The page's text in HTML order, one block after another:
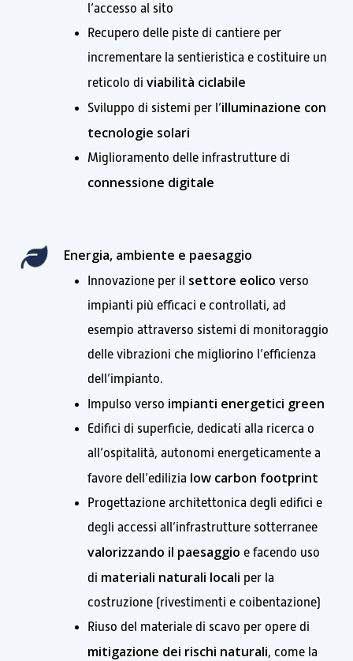
l’accesso al sito
Recupero delle piste di cantiere per
incrementare la sentieristica e costituire un
reticolo di viabilità ciclabile
Sviluppo di sistemi per l’illuminazione con
tecnologie solari
Miglioramento delle infrastrutture di
connessione digitale
Energia, ambiente e paesaggio
Innovazione per il settore eolico verso
impianti più efficaci e controllati, ad
esempio attraverso sistemi di monitoraggio
delle vibrazioni che migliorino l’efficienza
dell’impianto.
Impulso verso impianti energetici green
Edifici di superficie, dedicati alla ricerca o
all’ospitalità, autonomi energeticamente a
favore dell’edilizia low carbon footprint
Progettazione architettonica degli edifici e
degli accessi all’infrastrutture sotterranee
valorizzando il paesaggio e facendo uso
di materiali naturali locali per la
costruzione (rivestimenti e coibentazione)
Riuso del materiale di scavo per opere di
mitigazione dei rischi naturali, come la